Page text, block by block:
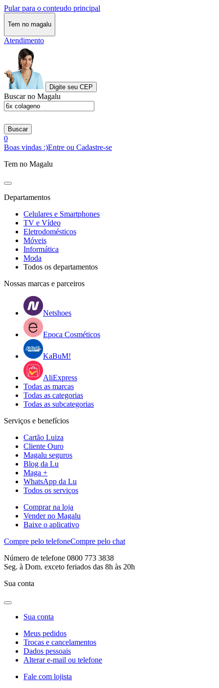
Pular para o conteudo principal
Tem no magalu
Atendimento
Digite seu CEP
Buscar no Magalu
Buscar
0
Boas vindas :)Entre ou Cadastre-se
Tem no Magalu
Departamentos
Celulares e Smartphones
TV e Vídeo
Eletrodomésticos
Móveis
Informática
Moda
Todos os departamentos
Nossas marcas e parceiros
Netshoes
Epoca Cosméticos
KaBuM!
AliExpress
Todas as marcas
Todas as categorias
Todas as subcategorias
Serviços e benefícios
Cartão Luiza
Cliente Ouro
Magalu seguros
Blog da Lu
Maga +
WhatsApp da Lu
Todos os serviços
Comprar na loja
Vender no Magalu
Baixe o aplicativo
Compre pelo telefoneCompre pelo chat
Número de telefone 0800 773 3838
Seg. à Dom. exceto feriados das 8h às 20h
Sua conta
Sua conta
Meus pedidos
Trocas e cancelamentos
Dados pessoais
Alterar e-mail ou telefone
Fale com lojista